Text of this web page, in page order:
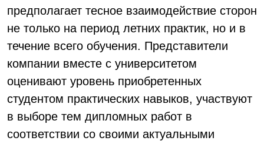
предполагает тесное взаимодействие сторон
не только на период летних практик, но и в
течение всего обучения. Представители
компании вместе с университетом
оценивают уровень приобретенных
студентом практических навыков, участвуют
в выборе тем дипломных работ в
соответствии со своими актуальными